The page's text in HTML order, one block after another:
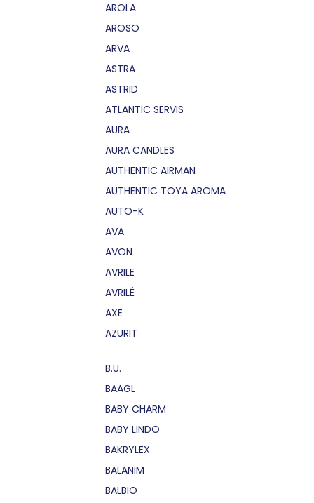
AROLA
AROSO
ARVA
ASTRA
ASTRID
ATLANTIC SERVIS
AURA
AURA CANDLES
AUTHENTIC AIRMAN
AUTHENTIC TOYA AROMA
AUTO-K
AVA
AVON
AVRILE
AVRILÉ
AXE
AZURIT
B.U.
BAAGL
BABY CHARM
BABY LINDO
BAKRYLEX
BALANIM
BALBIO